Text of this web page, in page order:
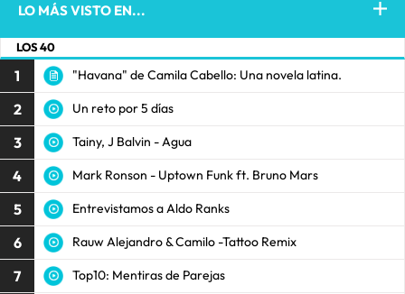
LO MÁS VISTO EN...
LOS 40
1 "Havana" de Camila Cabello: Una novela latina.
2 Un reto por 5 días
3 Tainy, J Balvin - Agua
4 Mark Ronson - Uptown Funk ft. Bruno Mars
5 Entrevistamos a Aldo Ranks
6 Rauw Alejandro & Camilo -Tattoo Remix
7 Top10: Mentiras de Parejas